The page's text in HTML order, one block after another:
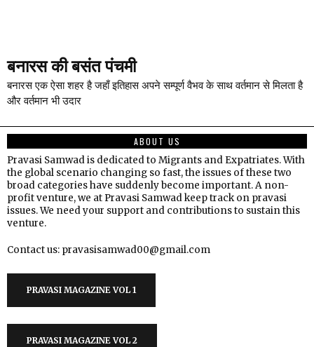
बनारस की बसंत पंचमी
बनारस एक ऐसा शहर है जहाँ इतिहास अपने सम्पूर्ण वैभव के साथ वर्तमान से मिलता है
और वर्तमान भी उदार
ABOUT US
Pravasi Samwad is dedicated to Migrants and Expatriates. With
the global scenario changing so fast, the issues of these two
broad categories have suddenly become important. A non-
profit venture, we at Pravasi Samwad keep track on pravasi
issues. We need your support and contributions to sustain this
venture.
Contact us: pravasisamwad00@gmail.com
PRAVASI MAGAZINE VOL 1
PRAVASI MAGAZINE VOL 2